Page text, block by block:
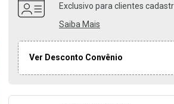
Exclusivo para clientes
Saiba Mais
Ver Desconto Convênio